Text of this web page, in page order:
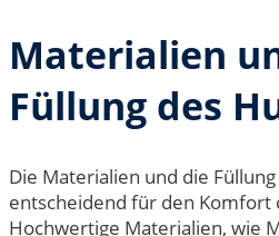
Materialien
Füllung des
Die Materialien und die
entscheidend für den Komfort
Hochwertige Materialien, wie